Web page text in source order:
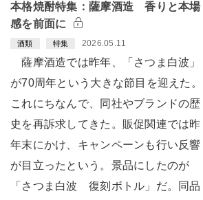
本格焼酎特集：薩摩酒造 香りと本場
感を前面に
酒類 特集 2026.05.11
薩摩酒造では昨年、「さつま白波」
が70周年という大きな節目を迎えた。
これにちなんで、同社やブランドの歴
史を再訴求してきた。販促関連では昨
年末にかけ、キャンペーンも行い反響
が目立ったという。景品にしたのが
「さつま白波 復刻ボトル」だ。同品